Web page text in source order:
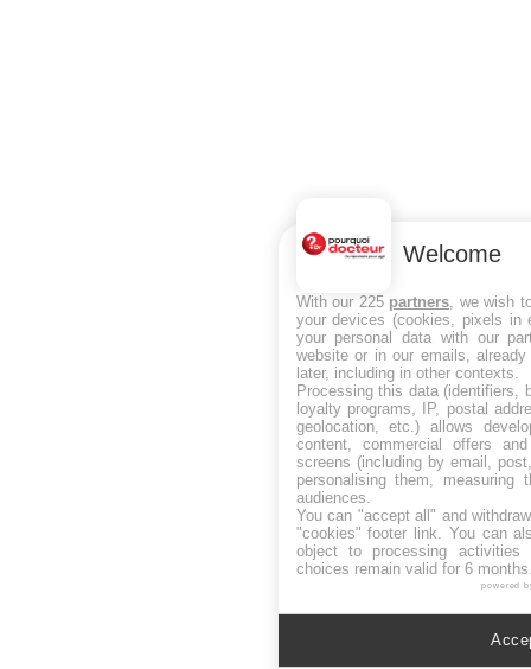
Welcome
With our 225 partners , we wish
your devices (cookies, pixels in
your personal data with our
website or in our emails,
later, including in other contexts.
Processing this data (identifiers,
loyalty programs, IP, postal
geolocation, etc.) allows
content, commercial offers
screens (including by email,
personalising them, measuring
audiences.
You can "accept all" and
"cookies" footer link . You can
object to processing
choices remain valid for 6
powered